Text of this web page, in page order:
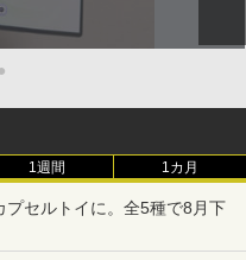
1週間 1カ月
セルトイに。全5種で8月下